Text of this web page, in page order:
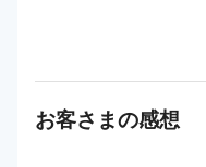
お客さまの感想